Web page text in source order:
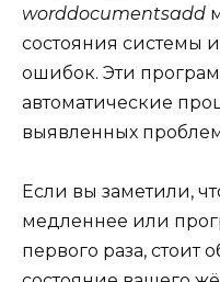
worddocumentsadd
состояния системы
ошибок. Эти
автоматические
выявленных
Если вы заметили,
медленнее или
первого раза, стоит